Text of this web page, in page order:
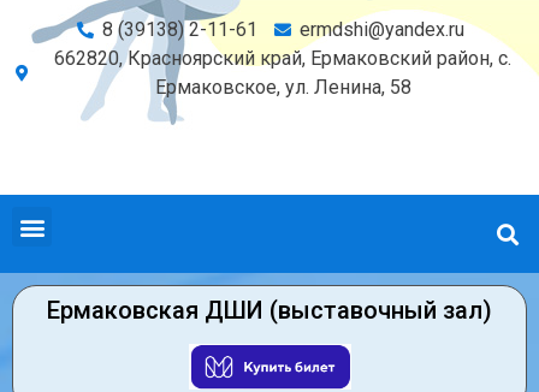
8 (39138) 2-11-61
ermdshi@yandex.ru
662820, Красноярский край, Ермаковский район, с.
Ермаковское, ул. Ленина, 58
Ермаковская ДШИ (выставочный зал)